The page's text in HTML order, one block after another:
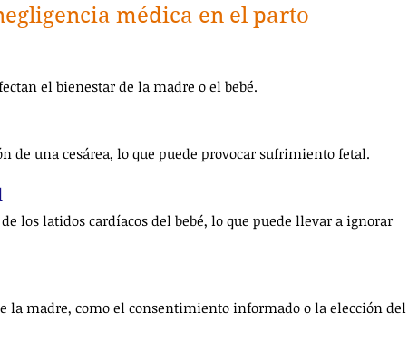
médica en el parto
el bienestar de la madre o el bebé.
de una cesárea, lo que puede provocar sufrimiento fetal.
los latidos cardíacos del bebé, lo que puede llevar a ignorar
la madre, como el consentimiento informado o la elección del